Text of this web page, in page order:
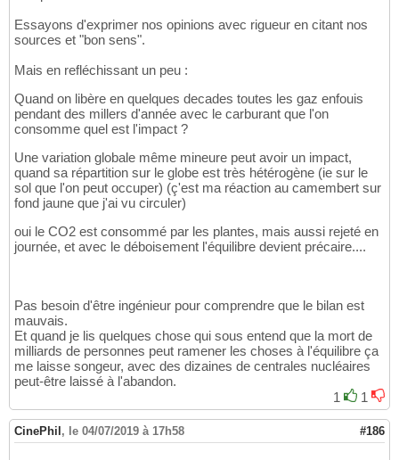
Essayons d'exprimer nos opinions avec rigueur en citant nos
sources et "bon sens".
Mais en refléchissant un peu :
Quand on libère en quelques decades toutes les gaz enfouis
pendant des millers d'année avec le carburant que l'on
consomme quel est l'impact ?
Une variation globale même mineure peut avoir un impact,
quand sa répartition sur le globe est très hétérogène (ie sur le
sol que l'on peut occuper) (ç'est ma réaction au camembert sur
fond jaune que j'ai vu circuler)
oui le CO2 est consommé par les plantes, mais aussi rejeté en
journée, et avec le déboisement l'équilibre devient précaire....
Pas besoin d'être ingénieur pour comprendre que le bilan est
mauvais.
Et quand je lis quelques chose qui sous entend que la mort de
milliards de personnes peut ramener les choses à l'équilibre ça
me laisse songeur, avec des dizaines de centrales nucléaires
peut-être laissé à l'abandon.
1
1
CinePhil , le 04/07/2019 à 17h58 #186